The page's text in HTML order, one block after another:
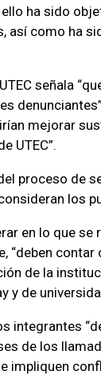
ha sido
así como ha
señala
mejorar
UTEC”.
proceso de
los
en lo que se
“deben contar
de la
y de
integrantes
de los
impliquen